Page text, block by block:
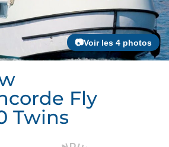
Fly
Twins
📷Voir les 4 photos